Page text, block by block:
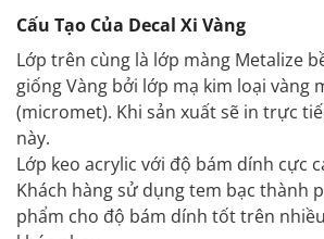
Cấu Tạo Của Decal Xi Vàng
Lớp trên cùng là lớp màng Metalize
giống Vàng bởi lớp mạ kim loại vàng
(micromet). Khi sản xuất sẽ in trực
này.
Lớp keo acrylic với độ bám dính cực
Khách hàng sử dụng tem bạc thành
phẩm cho độ bám dính tốt trên